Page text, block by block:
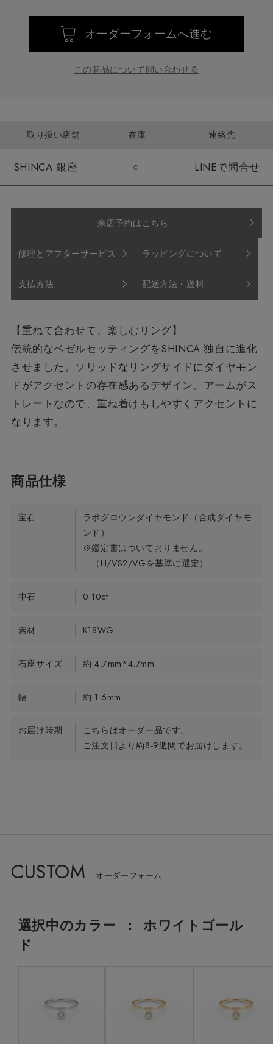
オーダーフォームへ進む
この商品について問い合わせる
取り扱い店舗 在庫 連絡先
SHINCA 銀座 ○ LINEで問合せ
来店予約はこちら
修理とアフターサービス ラッピングについて
支払方法 配送方法・送料
【重ねて合わせて、楽しむリング】
伝統的なベゼルセッティングをSHINCA 独自に進化
させました。ソリッドなリングサイドにダイヤモン
ドがアクセントの存在感あるデザイン。アームがス
トレートなので、重ね着けもしやすくアクセントに
なります。
宝石
ラボグロウンダイヤモンド（合成ダイヤモ
ンド）
※鑑定書はついておりません。
（H/VS2/VGを基準に選定）
中石 0.10ct
素材 K18WG
石座サイズ 約 4.7mm*4.7mm
幅 約 1.6mm
お届け時期
こちらはオーダー品です。
ご注文日より約8-9週間でお届けします。
CUSTOM
選択中のカラー ：
ホワイトゴール
ド